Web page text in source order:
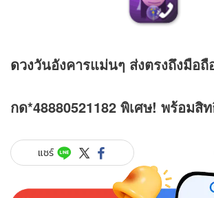
ดวงวันอังคารแม่นๆ ส่งตรงถึงมือถื
กด*48880521182 พิเศษ! พร้อมสิ
แชร์